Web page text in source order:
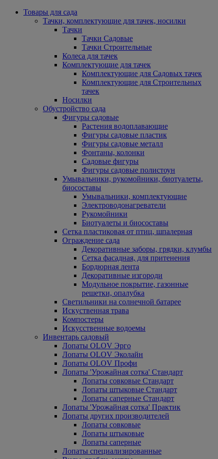
Товары для сада
Тачки, комплектующие для тачек, носилки
Тачки
Тачки Садовые
Тачки Строительные
Колеса для тачек
Комплектующие для тачек
Комплектующие для Садовых тачек
Комплектующие для Строительных
тачек
Носилки
Обустройство сада
Фигуры садовые
Растения водоплавающие
Фигуры садовые пластик
Фигуры садовые металл
Фонтаны, колонки
Садовые фигуры
Фигуры садовые полистоун
Умывальники, рукомойники, биотуалеты,
биосоставы
Умывальники, комплектующие
Электроводонагреватели
Рукомойники
Биотуалеты и биосоставы
Сетка пластиковая от птиц, шпалерная
Ограждение сада
Декоративные заборы, грядки, клумбы
Сетка фасадная, для притенения
Бордюрная лента
Декоративные изгороди
Модульное покрытие, газонные
решетки, опалубка
Светильники на солнечной батарее
Искуственная трава
Компостеры
Искусственные водоемы
Инвентарь садовый
Лопаты OLOV Эрго
Лопаты OLOV Эколайн
Лопаты OLOV Профи
Лопаты 'Урожайная сотка' Стандарт
Лопаты совковые Стандарт
Лопаты штыковые Стандарт
Лопаты саперные Стандарт
Лопаты 'Урожайная сотка' Практик
Лопаты других производителей
Лопаты совковые
Лопаты штыковые
Лопаты саперные
Лопаты специализированные